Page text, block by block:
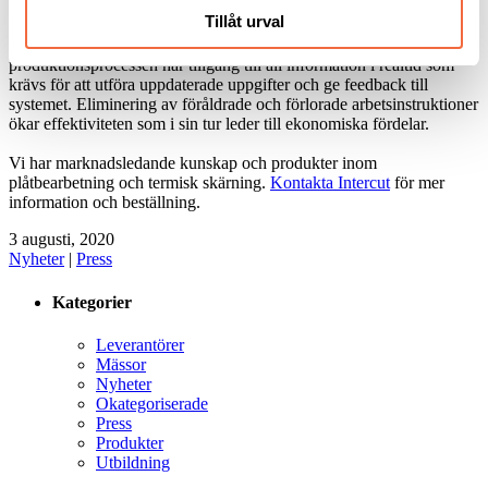
Tillåt urval
Messer digitalisering leder till effektiv produktion
med full öppenhet; alla som är involverade i
produktionsprocessen har tillgång till all information i realtid som
krävs för att utföra uppdaterade uppgifter och ge feedback till
systemet. Eliminering av föråldrade och förlorade arbetsinstruktioner
ökar effektiviteten som i sin tur leder till ekonomiska fördelar.
Vi har marknadsledande kunskap och produkter inom
plåtbearbetning och termisk skärning. Kontakta Intercutför mer
information och beställning.
3 augusti, 2020
Nyheter| Press
Kategorier
Leverantörer
Mässor
Nyheter
Okategoriserade
Press
Produkter
Utbildning